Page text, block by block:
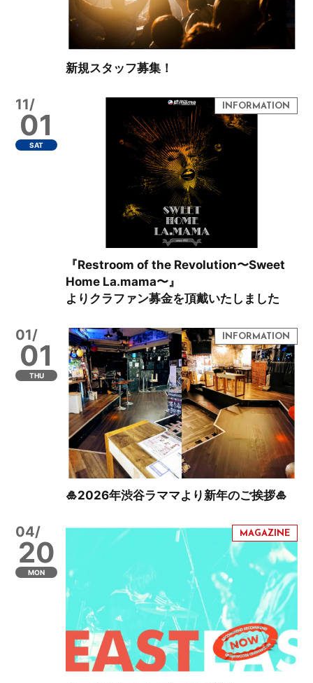
新規スタッフ募集！
11/
01
SAT
『Restroom of the Revolution〜Sweet
Home La.mama〜』
よりクラファン募金を頂戴いたしました
01/
01
THU
🎍2026年渋谷ラママより新年のご挨拶🎍
04/
20
MON